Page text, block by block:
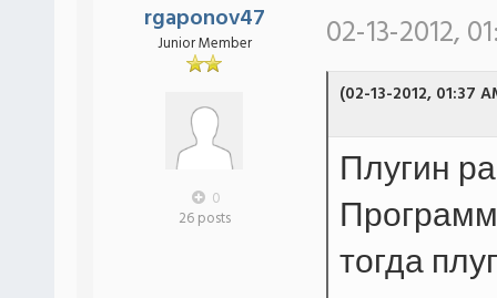
rgaponov47
Junior Member
0
26 posts
02-13-2012,
(02-13-2012, 01:37
Плугин
тогда